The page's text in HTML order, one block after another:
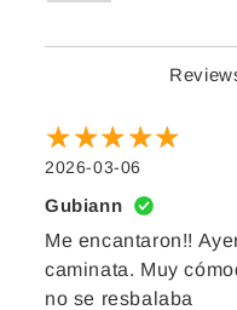
2026-03-06
Gubiann
Me encantaron!!
caminata. Muy
no se resbalaba